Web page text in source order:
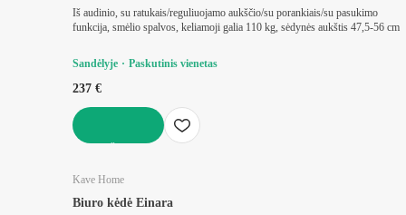
Iš audinio, su ratukais/reguliuojamo aukščio/su porankiais/su pasukimo
funkcija, smėlio spalvos, keliamoji galia 110 kg, sėdynės aukštis 47,5-56 cm
Sandėlyje Paskutinis vienetas
237 €
Kave Home
Biuro kėdė Einara